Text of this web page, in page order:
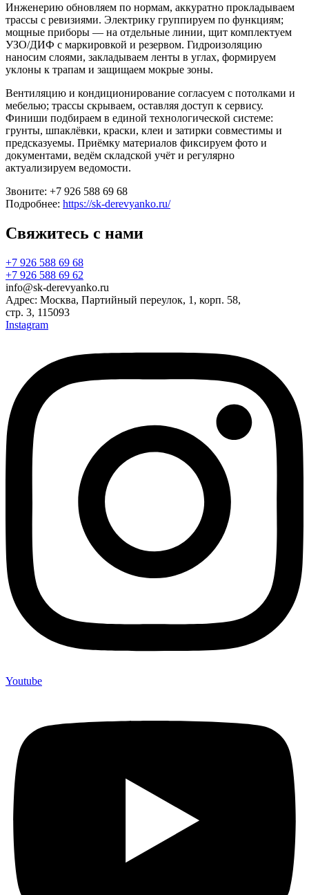
Инженерию обновляем по нормам, аккуратно прокладываем
трассы с ревизиями. Электрику группируем по функциям;
мощные приборы — на отдельные линии, щит комплектуем
УЗО/ДИФ с маркировкой и резервом. Гидроизоляцию
наносим слоями, закладываем ленты в углах, формируем
уклоны к трапам и защищаем мокрые зоны.
Вентиляцию и кондиционирование согласуем с потолками и
мебелью; трассы скрываем, оставляя доступ к сервису.
Финиши подбираем в единой технологической системе:
грунты, шпаклёвки, краски, клеи и затирки совместимы и
предсказуемы. Приёмку материалов фиксируем фото и
документами, ведём складской учёт и регулярно
актуализируем ведомости.
Звоните: +7 926 588 69 68
Подробнее: https://sk-derevyanko.ru/
Свяжитесь с нами
+7 926 588 69 68
+7 926 588 69 62
info@sk-derevyanko.ru
Адрес: Москва, Партийный переулок, 1, корп. 58,
стр. 3, 115093
Instagram
Youtube